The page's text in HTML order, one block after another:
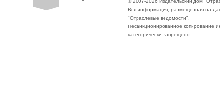
© 2007-2026 Издательский дом
Вся информация, размещённая на
"Отраслевые ведомости".
Несанкционированное копирование
категорически запрещено